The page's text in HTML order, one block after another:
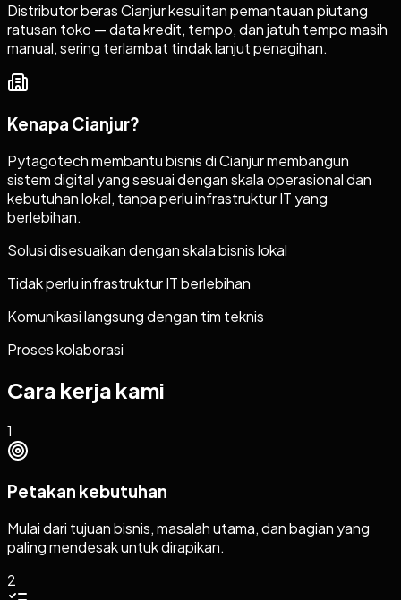
Distributor beras Cianjur kesulitan pemantauan piutang
ratusan toko — data kredit, tempo, dan jatuh tempo masih
manual, sering terlambat tindak lanjut penagihan.
Kenapa Cianjur?
Pytagotech membantu bisnis di Cianjur membangun
sistem digital yang sesuai dengan skala operasional dan
kebutuhan lokal, tanpa perlu infrastruktur IT yang
berlebihan.
Solusi disesuaikan dengan skala bisnis lokal
Tidak perlu infrastruktur IT berlebihan
Komunikasi langsung dengan tim teknis
Proses kolaborasi
Cara kerja kami
1
Petakan kebutuhan
Mulai dari tujuan bisnis, masalah utama, dan bagian yang
paling mendesak untuk dirapikan.
2